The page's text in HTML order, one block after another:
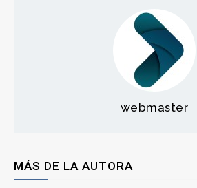
webmaster
MÁS DE LA AUTORA